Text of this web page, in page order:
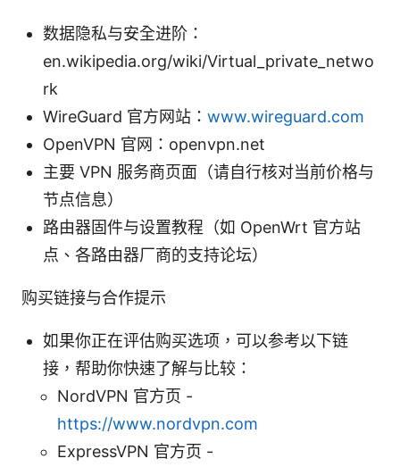
数据隐私与安全进阶：
en.wikipedia.org/wiki/Virtual_private_netwo
rk
WireGuard 官方网站： www.wireguard.com
OpenVPN 官网：openvpn.net
主要 VPN 服务商页面（请自行核对当前价格与
节点信息）
路由器固件与设置教程（如 OpenWrt 官方站
点、各路由器厂商的支持论坛）
购买链接与合作提示
如果你正在评估购买选项，可以参考以下链
接，帮助你快速了解与比较：
NordVPN 官方页 -
https://www.nordvpn.com
ExpressVPN 官方页 -